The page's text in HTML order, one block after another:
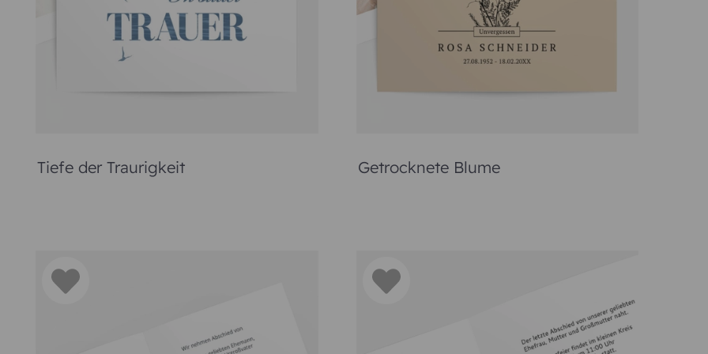
auf der Einladung zur Trauerfeier abgebildet, können Sie diese anschließend trotzdem noch
, die im Rahmen des Gottesdienstes verteilt werden, zum Gedenken an den geliebten Menschen.
Wann verschickt man Einladung Trauerfeier?
Wie unterschreibt man Einladung Trauerfeier?